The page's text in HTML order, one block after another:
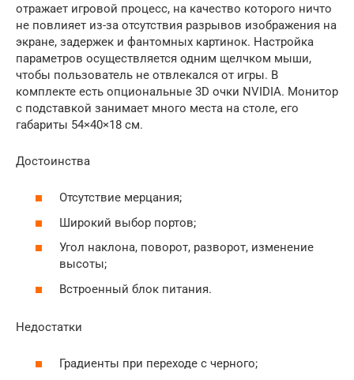
отражает игровой процесс, на качество которого ничто
не повлияет из-за отсутствия разрывов изображения на
экране, задержек и фантомных картинок. Настройка
параметров осуществляется одним щелчком мыши,
чтобы пользователь не отвлекался от игры. В
комплекте есть опциональные 3D очки NVIDIA. Монитор
с подставкой занимает много места на столе, его
габариты 54×40×18 см.
Достоинства
Отсутствие мерцания;
Широкий выбор портов;
Угол наклона, поворот, разворот, изменение
высоты;
Встроенный блок питания.
Недостатки
Градиенты при переходе с черного;